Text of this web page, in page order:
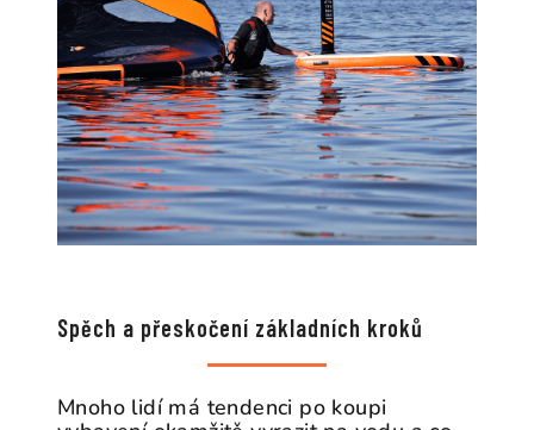
Spěch a přeskočení základních kroků
Mnoho lidí má tendenci po koupi